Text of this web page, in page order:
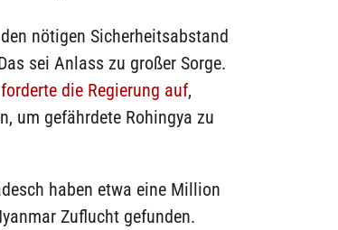
nötigen Sicherheitsabstand
sei Anlass zu großer Sorge.
forderte die Regierung auf,
um gefährdete Rohingya zu
haben etwa eine Million
Zuflucht gefunden.